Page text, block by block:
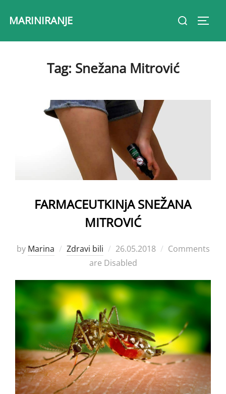
MARINIRANJE
Search
Tag: Snežana Mitrović
FARMACEUTKINјA SNEŽANA
MITROVIĆ
by Marina Zdravi bili
Posted
on
26.05.2018
Comments
are Disabled